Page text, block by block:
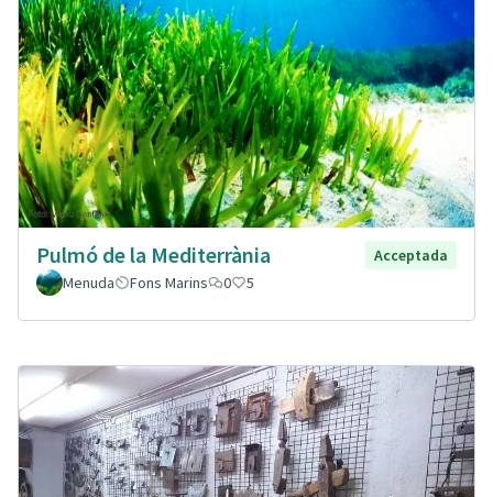
Pulmó de la Mediterrània
Acceptada
Menuda
Fons Marins 0 5